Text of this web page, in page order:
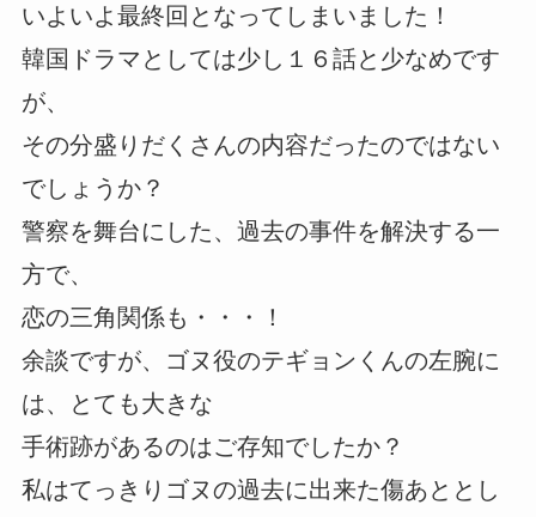
いよいよ最終回となってしまいました！
韓国ドラマとしては少し１６話と少なめです
が、
その分盛りだくさんの内容だったのではない
でしょうか？
警察を舞台にした、過去の事件を解決する一
方で、
恋の三角関係も・・・！
余談ですが、ゴヌ役のテギョンくんの左腕に
は、とても大きな
手術跡があるのはご存知でしたか？
私はてっきりゴヌの過去に出来た傷あととし